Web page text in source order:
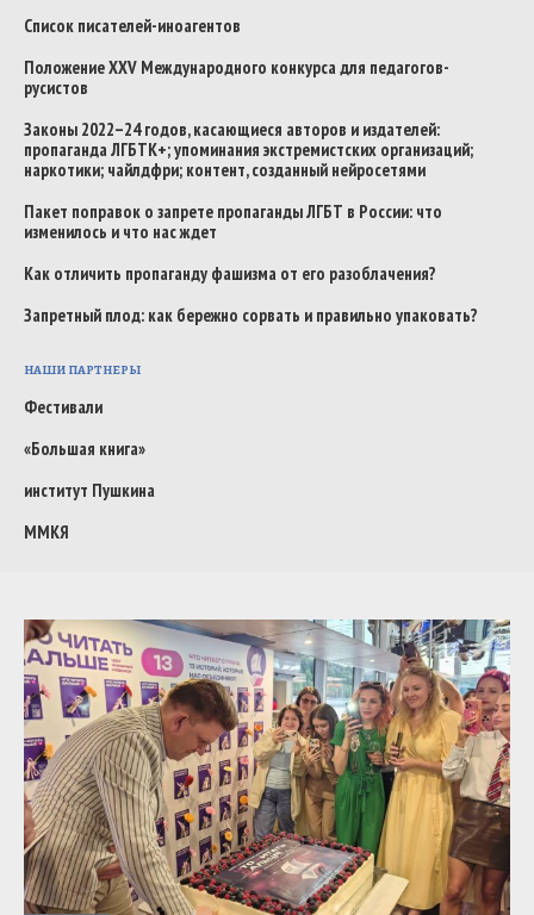
Список писателей-иноагентов
Положение XXV Международного конкурса для педагогов-
русистов
Законы 2022–24 годов, касающиеся авторов и издателей:
пропаганда ЛГБТК+; упоминания экстремистских организаций;
наркотики; чайлдфри; контент, созданный нейросетями
Пакет поправок о запрете пропаганды ЛГБТ в России: что
изменилось и что нас ждет
Как отличить пропаганду фашизма от его разоблачения?
Запретный плод: как бережно сорвать и правильно упаковать?
НАШИ ПАРТНЕРЫ
Фестивали
«Большая книга»
институт Пушкина
ММКЯ